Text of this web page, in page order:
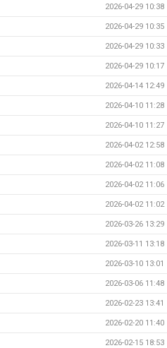
2026-04-29 10:38
2026-04-29 10:35
2026-04-29 10:33
2026-04-29 10:17
2026-04-14 12:49
2026-04-10 11:28
2026-04-10 11:27
2026-04-02 12:58
2026-04-02 11:08
2026-04-02 11:06
2026-04-02 11:02
2026-03-26 13:29
2026-03-11 13:18
2026-03-10 13:01
2026-03-06 11:48
2026-02-23 13:41
2026-02-20 11:40
2026-02-15 18:53